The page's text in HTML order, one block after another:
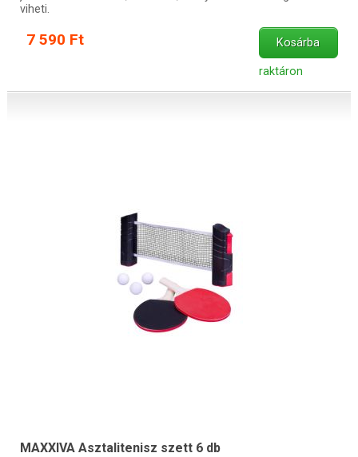
viheti.
7 590 Ft Kosárba
raktáron
MAXXIVA Asztalitenisz szett 6 db